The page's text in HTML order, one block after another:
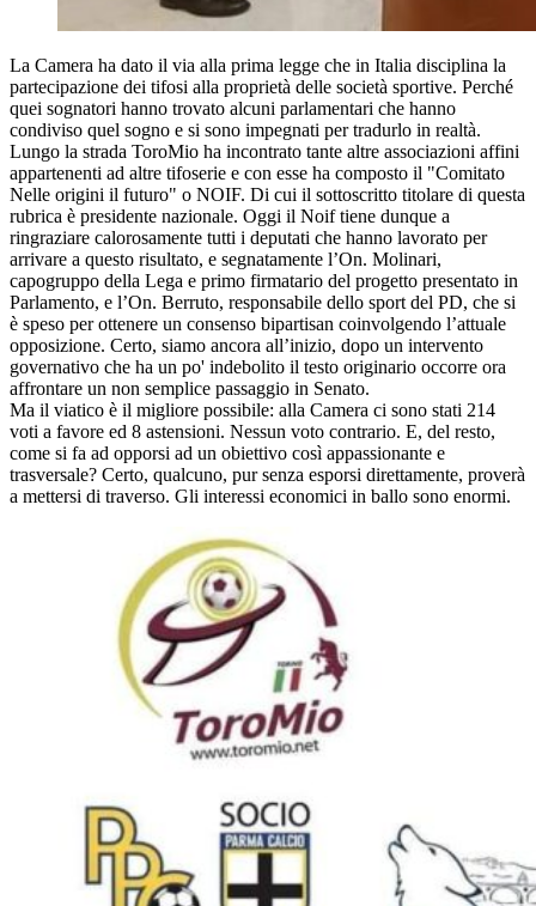
La Camera ha dato il via alla prima legge che in Italia disciplina la
partecipazione dei tifosi alla proprietà delle società sportive. Perché
quei sognatori hanno trovato alcuni parlamentari che hanno
condiviso quel sogno e si sono impegnati per tradurlo in realtà.
Lungo la strada ToroMio ha incontrato tante altre associazioni affini
appartenenti ad altre tifoserie e con esse ha composto il "Comitato
Nelle origini il futuro" o NOIF. Di cui il sottoscritto titolare di questa
rubrica è presidente nazionale. Oggi il Noif tiene dunque a
ringraziare calorosamente tutti i deputati che hanno lavorato per
arrivare a questo risultato, e segnatamente l’On. Molinari,
capogruppo della Lega e primo firmatario del progetto presentato in
Parlamento, e l’On. Berruto, responsabile dello sport del PD, che si
è speso per ottenere un consenso bipartisan coinvolgendo l’attuale
opposizione. Certo, siamo ancora all’inizio, dopo un intervento
governativo che ha un po' indebolito il testo originario occorre ora
affrontare un non semplice passaggio in Senato.
Ma il viatico è il migliore possibile: alla Camera ci sono stati 214
voti a favore ed 8 astensioni. Nessun voto contrario. E, del resto,
come si fa ad opporsi ad un obiettivo così appassionante e
trasversale? Certo, qualcuno, pur senza esporsi direttamente, proverà
a mettersi di traverso. Gli interessi economici in ballo sono enormi.